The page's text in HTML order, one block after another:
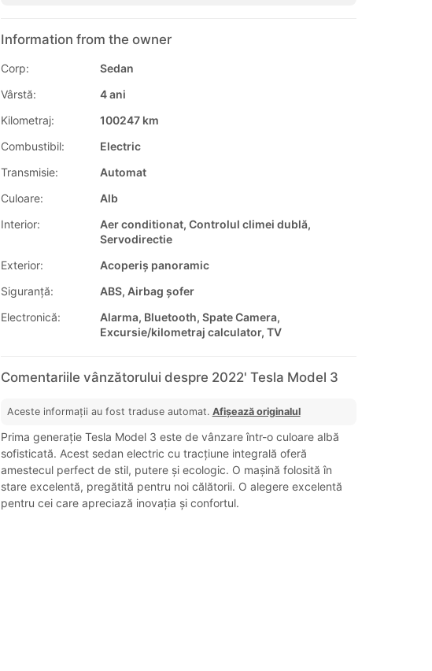
Information from the owner
Corp:
Sedan
Vârstă:
4 ani
Kilometraj:
100247 km
Combustibil:
Electric
Transmisie:
Automat
Culoare:
Alb
Interior:
Aer conditionat, Controlul climei dublă,
Servodirectie
Exterior:
Acoperiș panoramic
Siguranţă:
ABS, Airbag șofer
Electronică:
Alarma, Bluetooth, Spate Camera,
Excursie/kilometraj calculator, TV
Comentariile vânzătorului despre 2022' Tesla Model 3
Aceste informații au fost traduse automat. Afișează originalul
Prima generație Tesla Model 3 este de vânzare într-o culoare albă
sofisticată. Acest sedan electric cu tracțiune integrală oferă
amestecul perfect de stil, putere și ecologic. O mașină folosită în
stare excelentă, pregătită pentru noi călătorii. O alegere excelentă
pentru cei care apreciază inovația și confortul.